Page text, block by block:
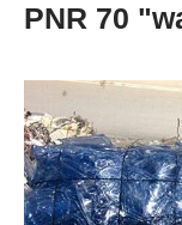
PNR 70